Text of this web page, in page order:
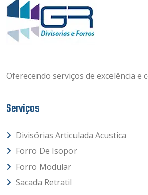
Oferecendo serviços de excelência e
Serviços
Divisórias Articulada Acustica
Forro De Isopor
Forro Modular
Sacada Retratil